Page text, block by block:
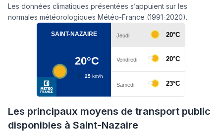
Les données climatiques présentées s’appuient sur les
normales météorologiques Météo-France (1991-2020).
Les principaux moyens de transport public
disponibles à Saint-Nazaire